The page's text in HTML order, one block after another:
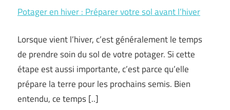
Potager en hiver : Préparer votre sol avant l’hiver
Lorsque vient l’hiver, c’est généralement le temps
de prendre soin du sol de votre potager. Si cette
étape est aussi importante, c’est parce qu’elle
prépare la terre pour les prochains semis. Bien
entendu, ce temps [..]